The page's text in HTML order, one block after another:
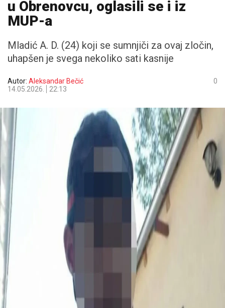
u Obrenovcu, oglasili se i iz
MUP-a
Mladić A. D. (24) koji se sumnjiči za ovaj zločin,
uhapšen je svega nekoliko sati kasnije
Autor: Aleksandar Bečić
14.05.2026.
22:13
0